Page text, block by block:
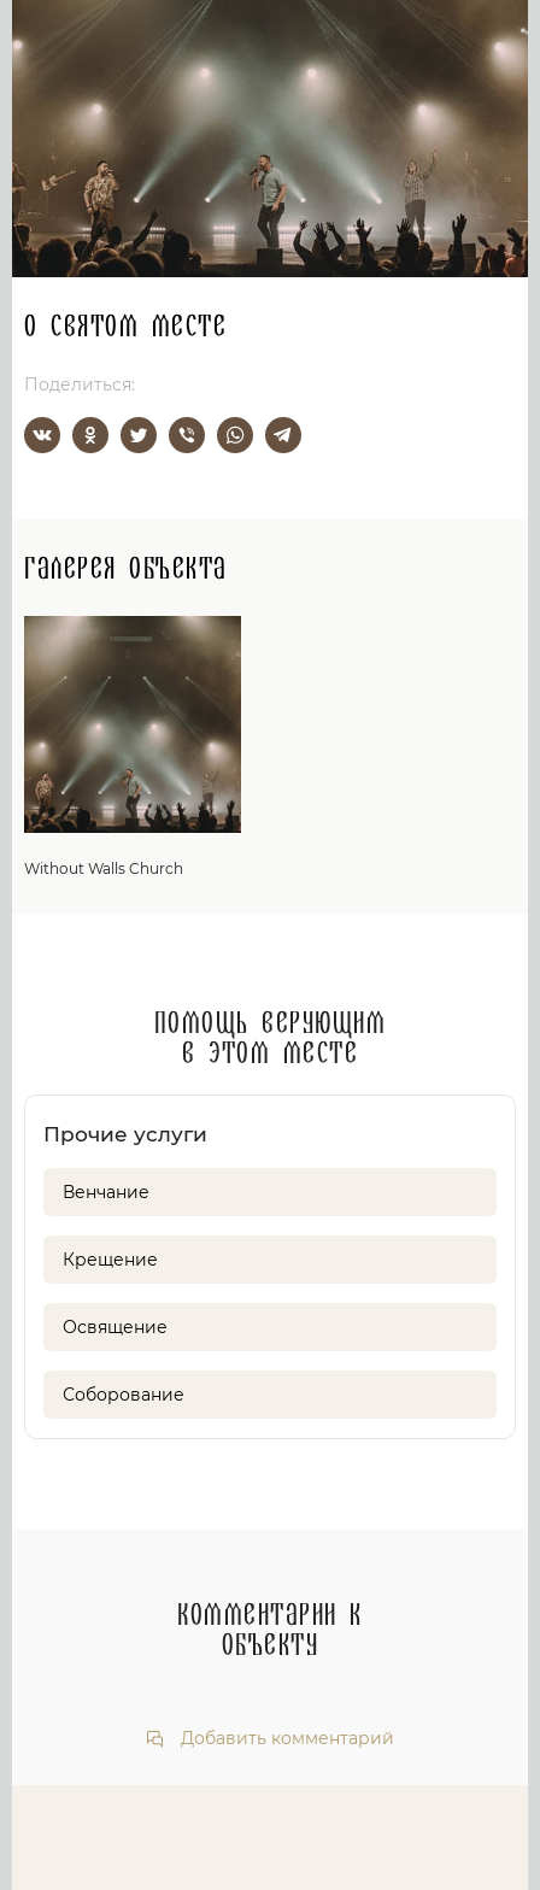
О святом месте
Поделиться:
Галерея объекта
Without Walls Church
Помощь верующим
в этом месте
Прочие услуги
Венчание
Крещение
Освящение
Соборование
Комментарии к
объекту
Добавить комментарий